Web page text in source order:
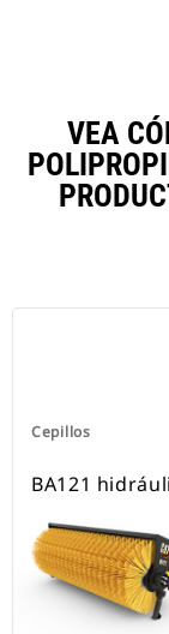
VEA
Cepillos
BA121